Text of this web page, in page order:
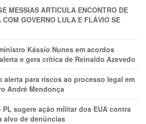
MESSIAS ARTICULA ENCONTRO DE
COM GOVERNO LULA E FLÁVIO SE
Kássio Nunes em acordos
e gera crítica de Reinaldo Azevedo
alerta para riscos ao processo legal em
André Mendonça
PL sugere ação militar dos EUA contra
alvo de denúncias